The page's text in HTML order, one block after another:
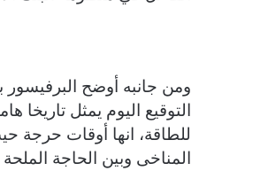
ومن جانبه أوضح البرفيسور
للطاقة، انها أوقات حرجة
المناخى وبين الحاجة